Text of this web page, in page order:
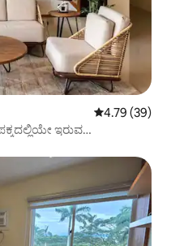
5 ರಲ್ಲಿ 4.79
4.79 (39)
ಇರುವ